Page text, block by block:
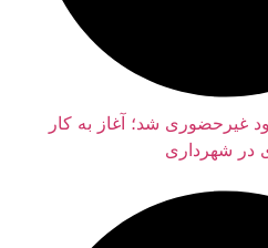
شد؛ آغاز به کار